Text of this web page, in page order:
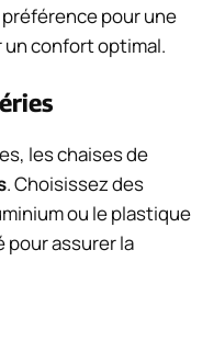
pour une
un confort optimal.
les chaises de
. Choisissez des
ou le plastique
pour assurer la